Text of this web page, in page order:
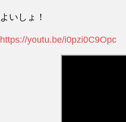
よいしょ！
https://youtu.be/i0pzi0C9Opc